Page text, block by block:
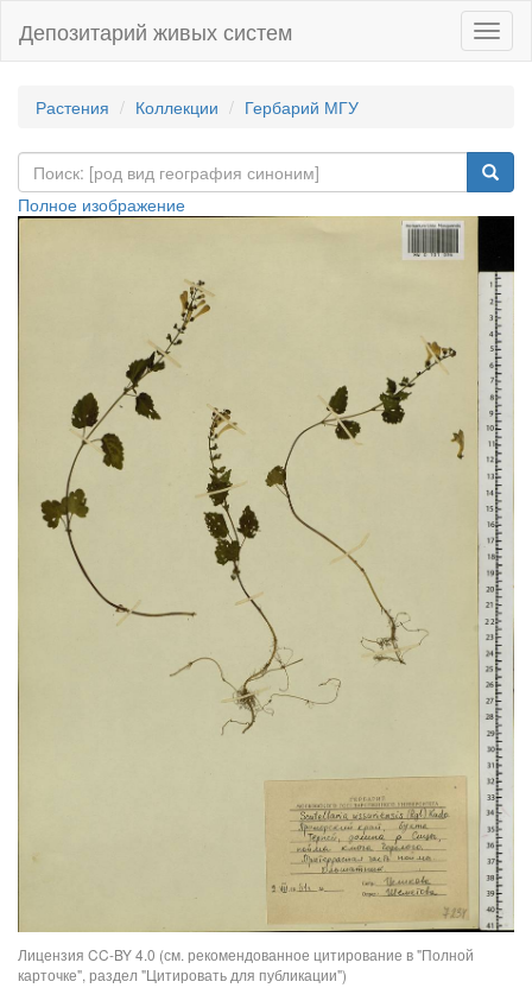
Депозитарий живых систем
Растения Коллекции Гербарий МГУ
Полное изображение
Лицензия CC-BY 4.0 (см. рекомендованное цитирование в "Полной
карточке", раздел "Цитировать для публикации")